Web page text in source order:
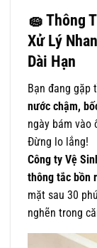
🧽Thông
Xử Lý
Dài Hạn
Bạn đang gặp
nước chậm,
ngày bám vào
Đừng lo lắng!
Công ty Vệ
thông tắc bồn
mặt sau 30
nghẽn trong